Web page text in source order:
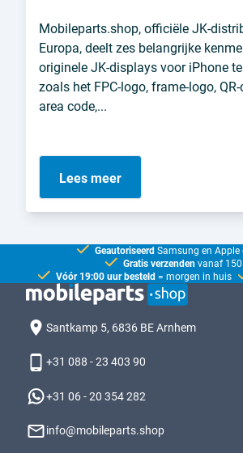
Mobileparts.shop, officiële JK-
Europa, deelt zes belangrijke
originele JK-displays voor iPhone
zoals het FPC-logo, frame-logo,
area code,...
Lees meer
Geautoriseerd Samsung en
Gratis verzenden vanaf
Vóór 19:00 uur besteld = morgen in huis
Santkamp 5, 6836 BE Arnhem
+31 088 - 23 403 90
+31 06 - 20 354 282
info@mobileparts.shop